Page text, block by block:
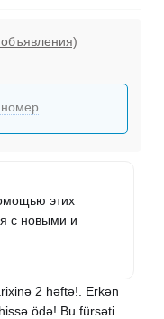
номер
этих
с новыми и
2 həftə!. Erkən
ödə! Bu fürsəti